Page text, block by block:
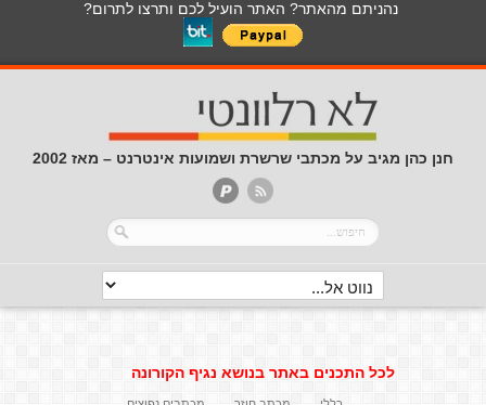
נהניתם מהאתר? האתר הועיל לכם ותרצו לתרום?
חנן כהן מגיב על מכתבי שרשרת ושמועות אינטרנט – מאז 2002
לכל התכנים באתר בנושא נגיף הקורונה